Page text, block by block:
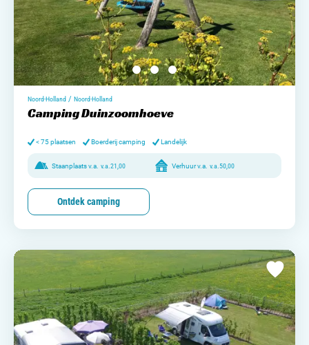
Noord-Holland / Noord-Holland
Camping Duinzoomhoeve
< 75 plaatsen Boerderij camping Landelijk
Staanplaats v.a. v.a. 21,00 Verhuur v.a. v.a. 50,00
Ontdek camping